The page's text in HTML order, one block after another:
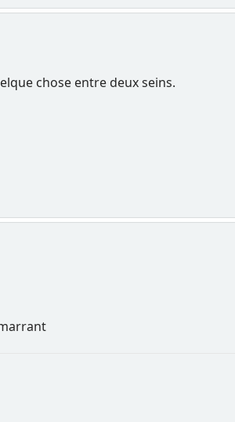
chose entre deux seins.